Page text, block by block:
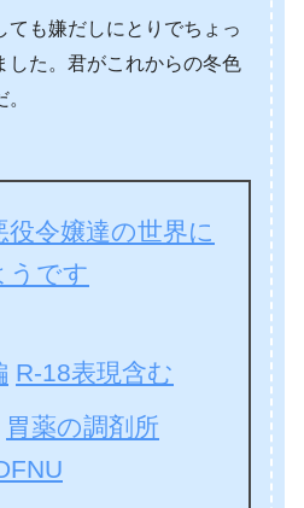
ても嫌だしにとりでちょっ
した。君がこれからの冬色
令嬢達の世界に
うです
R-18表現含む
胃薬の調剤所